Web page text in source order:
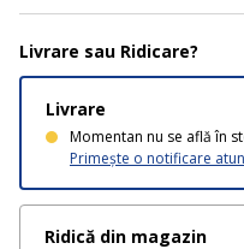
Livrare sau Ridicare?
Livrare
Momentan nu se află în
Primește o notificare
Ridică din magazin